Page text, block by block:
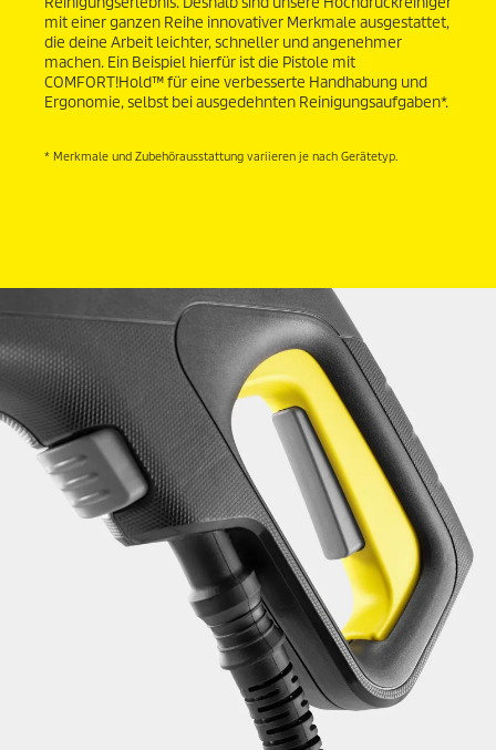
mit einer ganzen Reihe innovativer Merkmale ausgestattet,
die deine Arbeit leichter, schneller und angenehmer
machen. Ein Beispiel hierfür ist die Pistole mit
COMFORT!Hold™ für eine verbesserte Handhabung und
Ergonomie, selbst bei ausgedehnten Reinigungsaufgaben*.
* Merkmale und Zubehörausstattung variieren je nach Gerätetyp.